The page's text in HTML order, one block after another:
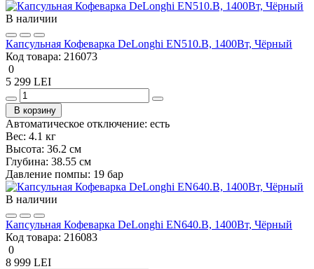
В наличии
Капсульная Кофеварка DeLonghi EN510.B, 1400Вт, Чёрный
Код товара: 216073
0
5 299 LEI
В корзину
Автоматическое отключение: есть
Вес: 4.1 кг
Высота: 36.2 см
Глубина: 38.55 см
Давление помпы: 19 бар
В наличии
Капсульная Кофеварка DeLonghi EN640.B, 1400Вт, Чёрный
Код товара: 216083
0
8 999 LEI